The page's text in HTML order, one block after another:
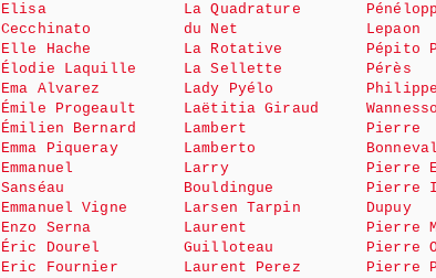
Elisa
Cecchinato
Elle Hache
Élodie Laquille
Ema Alvarez
Émile Progeault
Émilien Bernard
Emma Piqueray
Emmanuel
Sanséau
Emmanuel Vigne
Enzo Serna
Éric Dourel
Eric Fournier
La Quadrature
du Net
La Rotative
La Sellette
Lady Pyélo
Laëtitia Giraud
Lambert
Lamberto
Larry
Bouldingue
Larsen Tarpin
Laurent
Guilloteau
Laurent Perez
Lepaon
Pépito
Pérès
Philippe
Pierre
Pierre
Pierre
Dupuy
Pierre
Pierre
Pierre